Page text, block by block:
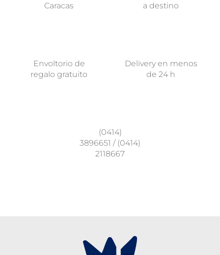
Caracas
a destino
Envoltorio de
regalo gratuito
Delivery en menos
de 24 h
(0414)
3896651 / (0414)
2118667